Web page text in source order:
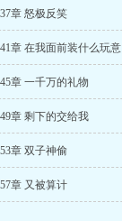
章 怒极反笑
章 在我面前装什么玩意
章 一千万的礼物
章 剩下的交给我
章 双子神偷
章 又被算计